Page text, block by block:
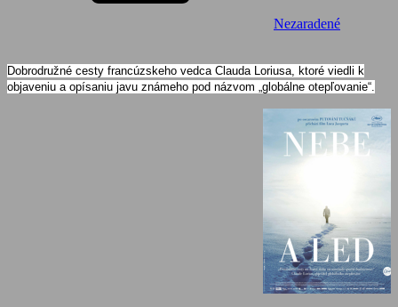
Nezaradené
Dobrodružné cesty francúzskeho vedca Clauda Loriusa, ktoré viedli k
objaveniu a opísaniu javu známeho pod názvom „globálne otepľovanie“.